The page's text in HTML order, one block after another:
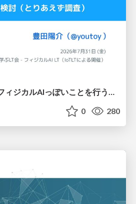
toio・myCobotでフィジカルAIっぽいことを行うための検討（とりあえず調査） / フィジカルAI LT（IoTLTによる開催）
0 280